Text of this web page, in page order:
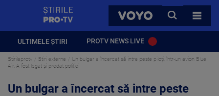
VOYO
CAUTA
TOATE
ULTIMELE ȘTIRI PROTV NEWS LIVE
Stirileprotv Stiri externe
Un bulgar a încercat să intre peste piloți, într-un avion Blue
Air. A fost legat și predat poliției
Un bulgar a încercat să intre peste